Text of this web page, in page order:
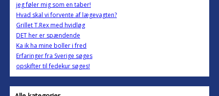
jeg føler mig som en taber!
Hvad skal vi forvente af lægevagten?
Grillet T.Rex med hvidløg
DET her er spændende
Ka ik ha mine boller i fred
Erfaringer fra Sverige søges
opskifter til fedekur søges!